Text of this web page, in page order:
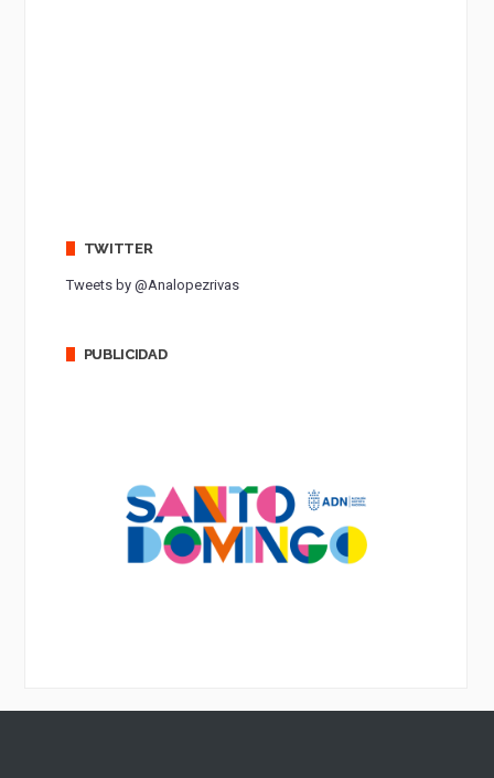
TWITTER
Tweets by @Analopezrivas
PUBLICIDAD